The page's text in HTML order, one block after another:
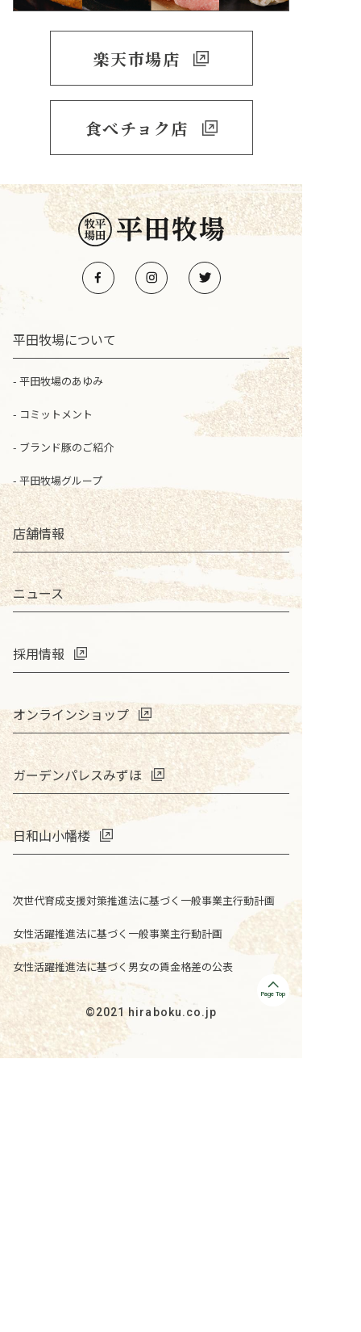
楽天市場店
食べチョク店
平田牧場について
平田牧場のあゆみ
コミットメント
ブランド豚のご紹介
平田牧場グループ
店舗情報
ニュース
採用情報
オンラインショップ
ガーデンパレスみずほ
日和山小幡楼
次世代育成支援対策推進法に基づく一般事業主行動計画
女性活躍推進法に基づく一般事業主行動計画
女性活躍推進法に基づく男女の賃金格差の公表
©2021 hiraboku.co.jp